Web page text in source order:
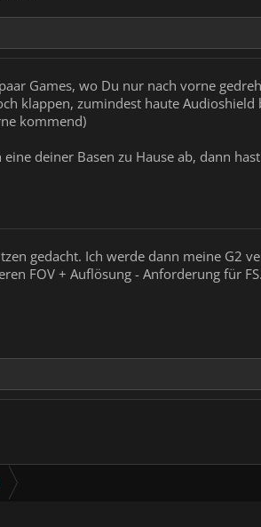
Games, wo Du nur nach vorne
klappen, zumindest haute
kommend)
eine deiner Basen zu Hause ab, dann
gedacht. Ich werde dann meine G2
FOV + Auflösung - Anforderung für FS.